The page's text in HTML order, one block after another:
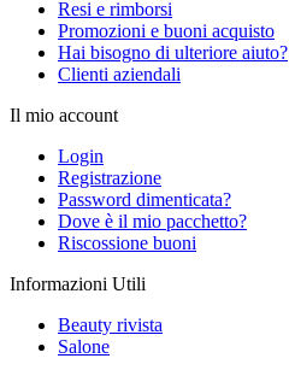
Resi e rimborsi
Promozioni e buoni acquisto
Hai bisogno di ulteriore aiuto?
Clienti aziendali
Il mio account
Login
Registrazione
Password dimenticata?
Dove è il mio pacchetto?
Riscossione buoni
Informazioni Utili
Beauty rivista
Salone